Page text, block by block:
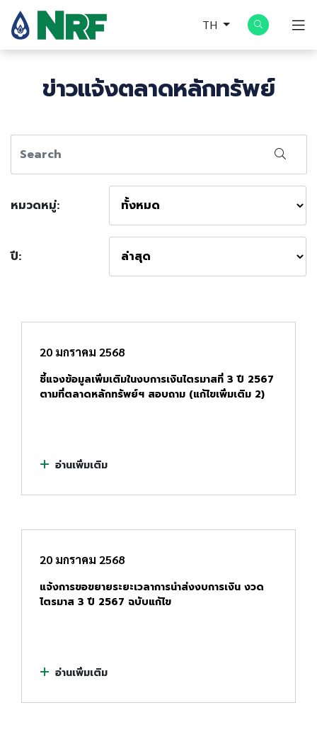
TH
ข่าวแจ้งตลาดหลักทรัพย์
หมวดหมู่:
ปี:
20 มกราคม 2568
ชี้แจงข้อมูลเพิ่มเติมในงบการเงินไตรมาสที่ 3 ปี 2567
ตามที่ตลาดหลักทรัพย์ฯ สอบถาม (แก้ไขเพิ่มเติม 2)
อ่านเพิ่มเติม
20 มกราคม 2568
แจ้งการขอขยายระยะเวลาการนำส่งงบการเงิน งวด
ไตรมาส 3 ปี 2567 ฉบับแก้ไข
อ่านเพิ่มเติม